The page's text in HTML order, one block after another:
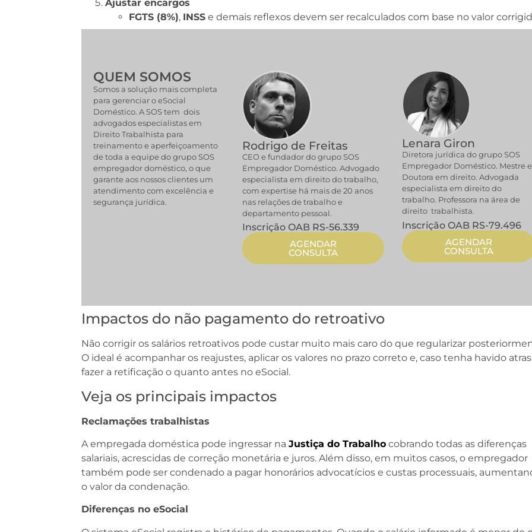
Ajustar encargos
FGTS (8%), INSS e demais reflexos devem ser recalculados com base no valor
QUEM SOMOS
Somos a solução mais completa
para gerenciar o eSocial
Doméstico. A SOS tem dois
advogados especialistas em
Direito Trabalhista para
treinamento e aperfeiçoamento
de toda a equipe do grupo SOS
empregador doméstico, o que
garante aos nossos clientes um
atendimento com excelência e
segurança jurídica.
Rodrigo de Freitas
CEO e fundador do grupo SOS
Empregador Doméstico. Advogado
especialista em direito do trabalho,
com expertise há mais de 20 anos
nas relações de trabalho e
departamento pessoal.
Inscrição OAB RS-56.339
AGENDAR
CONSULTA
Lenara Giron
Diretora jurídica do grupo SOS
Empregador Doméstico. Mestre e
Doutora em direito. Advogada
especialista em direito do
trabalho. Professora na área de
direito trabalhista.
Inscrição OAB RS-79.496
AGENDAR
CONSULTA
Impactos do não pagamento do retroativo
Não corrigir os salários retroativos pode custar muito mais caro do que regularizar
O ideal é acompanhar os reajustes, aplicar os valores no prazo correto e, caso tenha havido
fazer a retificação o quanto antes no eSocial.
Veja os principais impactos
Reclamações trabalhistas
A empregada doméstica pode ingressar na Justiça do Trabalho cobrando todas as diferenças
salariais, acrescidas de correção monetária e juros. Além disso, em muitos casos, o empregador
também pode ser condenado a pagar honorários advocatícios e custas processuais,
o valor da condenação.
Diferenças no eSocial